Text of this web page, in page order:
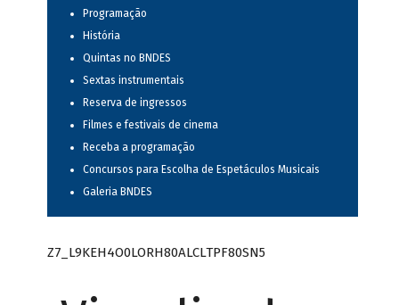
Programação
História
Quintas no BNDES
Sextas instrumentais
Reserva de ingressos
Filmes e festivais de cinema
Receba a programação
Concursos para Escolha de Espetáculos Musicais
Galeria BNDES
Z7_L9KEH4O0LORH80ALCLTPF80SN5